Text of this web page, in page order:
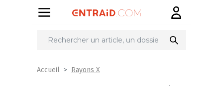
Partager
Accueil Rayons X